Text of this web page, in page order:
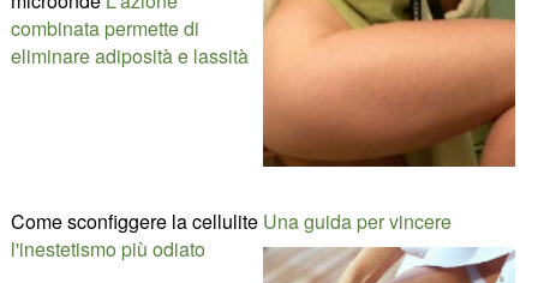
combinata permette di
eliminare adiposità e lassità
Come sconfiggere la cellulite Una guida per vincere
l'inestetismo più odiato